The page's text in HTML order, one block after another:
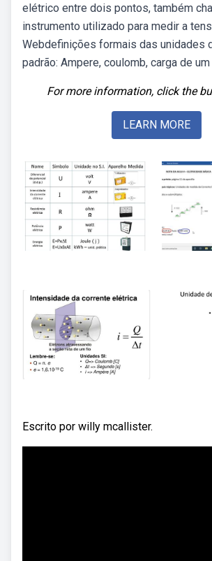
elétrico entre dois pontos, também
instrumento utilizado para medir a
Webdefinições formais das unidades
padrão: Ampere, coulomb, carga de
For more information, click the
LEARN MORE
Escrito por willy mcallister.